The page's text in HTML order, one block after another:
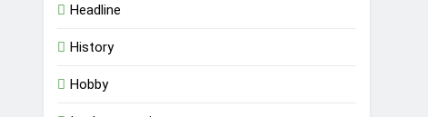
Headline
History
Hobby